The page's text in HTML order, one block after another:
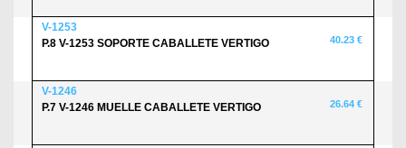
V-1253
P.8 V-1253 SOPORTE CABALLETE VERTIGO
40.23 €
V-1246
P.7 V-1246 MUELLE CABALLETE VERTIGO
26.64 €